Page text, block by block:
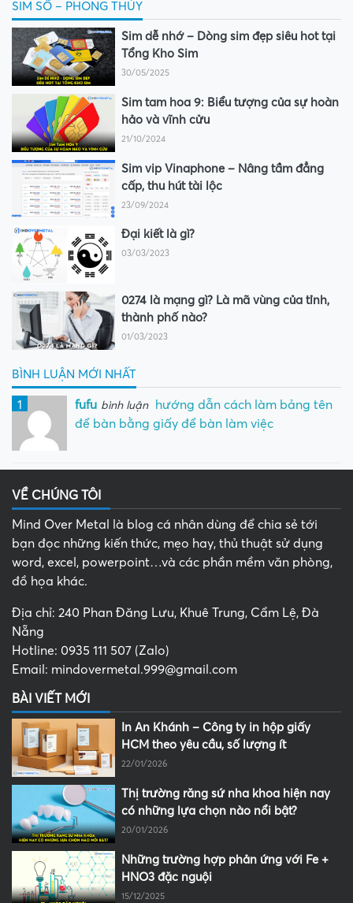
SIM SỐ – PHONG THỦY
Sim dễ nhớ – Dòng sim đẹp siêu hot tại
Tổng Kho Sim
30/05/2025
Sim tam hoa 9: Biểu tượng của sự hoàn
hảo và vĩnh cửu
21/10/2024
Sim vip Vinaphone – Nâng tầm đẳng
cấp, thu hút tài lộc
23/09/2024
Đại kiết là gì?
03/03/2023
0274 là mạng gì? Là mã vùng của tỉnh,
thành phố nào?
01/03/2023
BÌNH LUẬN MỚI NHẤT
1 fufu bình luận
hướng dẫn cách làm bảng tên
để bàn bằng giấy để bàn làm việc
VỀ CHÚNG TÔI
Mind Over Metal là blog cá nhân dùng để chia sẻ tới
bạn đọc những kiến thức, mẹo hay, thủ thuật sử dụng
word, excel, powerpoint…và các phần mềm văn phòng,
đồ họa khác.
Địa chỉ: 240 Phan Đăng Lưu, Khuê Trung, Cẩm Lệ, Đà
Nẵng
Hotline: 0935 111 507 (Zalo)
Email: mindovermetal.999@gmail.com
BÀI VIẾT MỚI
In An Khánh – Công ty in hộp giấy
HCM theo yêu cầu, số lượng ít
22/01/2026
Thị trường răng sứ nha khoa hiện nay
có những lựa chọn nào nổi bật?
20/01/2026
Những trường hợp phản ứng với Fe +
HNO3 đặc nguội
15/12/2025